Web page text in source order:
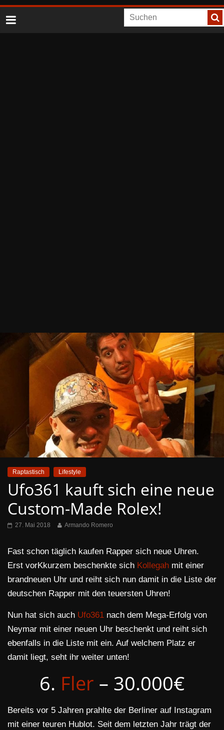
Raptastisch Lifestyle
Ufo361 kauft sich eine neue
Custom-Made Rolex!
27. Mai 2018 Armando Romero
Fast schon täglich kaufen Rapper sich neue Uhren.
Erst vorKkurzem beschenkte sich Kollegah mit einer
brandneuen Uhr und reiht sich nun damit in die Liste der
deutschen Rapper mit den teuersten Uhren!
Nun hat sich auch Ufo361 nach dem Mega-Erfolg von
Neymar mit einer neuen Uhr beschenkt und reiht sich
ebenfalls in die Liste mit ein. Auf welchem Platz er
damit liegt, seht ihr weiter unten!
6. Fler – 30.000€
Bereits vor 5 Jahren prahlte der Berliner auf Instagram
mit einer teuren Hublot. Seit dem letzten Jahr trägt der